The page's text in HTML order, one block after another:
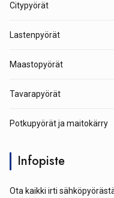
Citypyörät
Lastenpyörät
Maastopyörät
Tavarapyörät
Potkupyörät ja maitokärry
Infopiste
Ota kaikki irti